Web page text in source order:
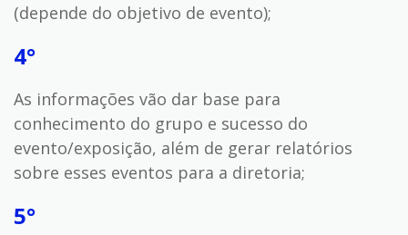
(depende do objetivo de evento);
4°
As informações vão dar base para
conhecimento do grupo e sucesso do
evento/exposição, além de gerar relatórios
sobre esses eventos para a diretoria;
5°